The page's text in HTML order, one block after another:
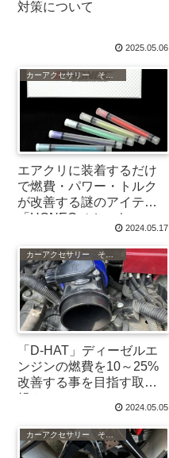
対策について
2025.05.06
エアクリに装着するだけ
で燃費・パワー・トルク
が改善する謎のアイテム
「HONEC（ホーネッ
2024.05.17
「D-HAT」ディーゼルエ
ンジンの燃費を10～25%
改善する事を目指す取り
組み
2024.05.05